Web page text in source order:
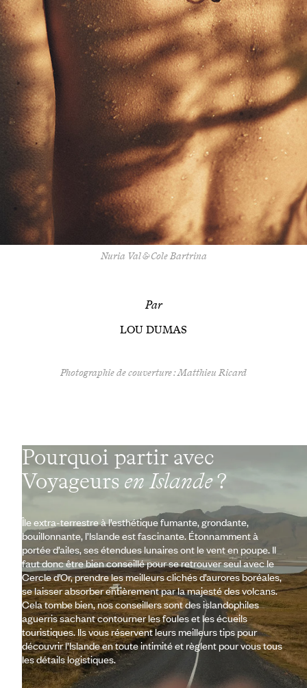
Nuria Val & Cole Bartrina
Par
LOU DUMAS
Photographie de couverture : Matthieu Ricard
Pourquoi partir avec
Voyageurs en Islande?
Île extra-terrestre à l’esthétique fumante, grondante,
bouillonnante, l’Islande est fascinante. Étonnamment à
portée d’ailes, ses étendues lunaires ont le vent en poupe. Il
faut donc être bien conseillé pour se retrouver seul avec le
Cercle d’Or, prendre les meilleurs clichés d’aurores boréales,
se laisser absorber entièrement par la majesté des volcans.
Cela tombe bien, nos conseillers sont des islandophiles
aguerris sachant contourner les foules et les écueils
touristiques. Ils vous réservent leurs meilleurs tips pour
découvrir l’Islande en toute intimité et règlent pour vous tous
les détails logistiques.